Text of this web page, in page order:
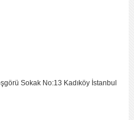
Sokak No:13 Kadıköy İstanbul